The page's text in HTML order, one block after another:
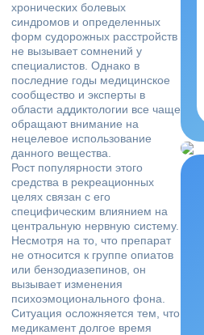
хронических болевых
синдромов и определенных
форм судорожных расстройств
не вызывает сомнений у
специалистов. Однако в
последние годы медицинское
сообщество и эксперты в
области аддиктологии все чаще
обращают внимание на
нецелевое использование
данного вещества.
Рост популярности этого
средства в рекреационных
целях связан с его
специфическим влиянием на
центральную нервную систему.
Несмотря на то, что препарат
не относится к группе опиатов
или бензодиазепинов, он
вызывает изменения
психоэмоционального фона.
Ситуация осложняется тем, что
медикамент долгое время